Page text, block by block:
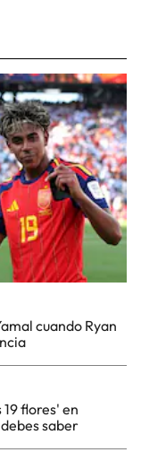
cuando Ryan
flores' en
saber